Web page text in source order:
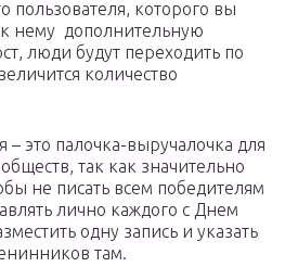
пользователя, которого вы
нему дополнительную
люди будут переходить по
количество
это палочка-выручалочка для
так как значительно
не писать всем победителям
лично каждого с Днем
одну запись и указать
там.